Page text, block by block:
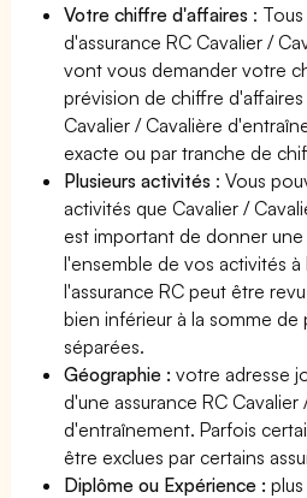
Votre chiffre d'affaires :
d'assurance RC Cavalier /
vont vous demander votre
prévision de chiffre
Cavalier / Cavalière
exacte ou par tranche de
Plusieurs activités : Vous
activités que Cavalier /
est important de donner une
l'ensemble de vos activités à
l'assurance RC peut être
bien inférieur à la somme de
séparées.
Géographie :votre adresse
d'une assurance RC Cavalier
d'entraînement. Parfois
être exclues par certains
Diplôme ou Expérience :